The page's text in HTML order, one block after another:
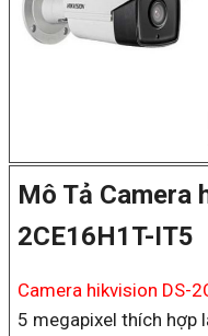
Mô Tả Camera
2CE16H1T-IT5
Camera hikvision DS-
5 megapixel thích hợp